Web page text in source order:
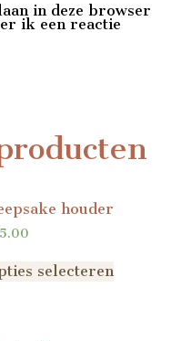
in deze browser
ik een reactie
houder
selecteren